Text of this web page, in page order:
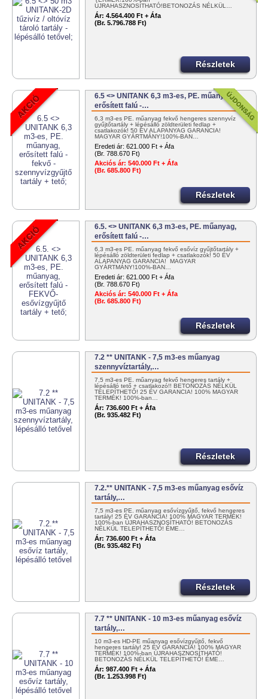
ÚJRAHASZNOSÍTHATÓ!BETONOZÁS NÉLKÜL…
Ár: 4.564.400 Ft + Áfa
(Br. 5.796.788 Ft)
Részletek
6.5 <> UNITANK 6,3 m3-es, PE. műanyag,
erősített falú -…
6,3 m3-es PE. műanyag fekvő hengeres szennyvíz
gyűjtőtartály + lépésálló zöldterületi fedlap +
csatlakozók! 50 ÉV ALAPANYAG GARANCIA!
MAGYAR GYÁRTMÁNY!100%-BAN…
Eredeti ár: 621.000 Ft + Áfa
(Br. 788.670 Ft)
Akciós ár: 540.000 Ft + Áfa
(Br. 685.800 Ft)
Részletek
6.5. <> UNITANK 6,3 m3-es, PE. műanyag,
erősített falú -…
6,3 m3-es PE. műanyag fekvő esővíz gyűjtőtartály +
lépésálló zöldterületi fedlap + csatlakozók! 50 ÉV
ALAPANYAG GARANCIA! MAGYAR
GYÁRTMÁNY!100%-BAN…
Eredeti ár: 621.000 Ft + Áfa
(Br. 788.670 Ft)
Akciós ár: 540.000 Ft + Áfa
(Br. 685.800 Ft)
Részletek
7.2 ** UNITANK - 7,5 m3-es műanyag
szennyvíztartály,…
7,5 m3-es PE. műanyag fekvő hengeres tartály +
lépésálló tető + csatlakozó!! BETONOZÁS NÉLKÜL
TELEPÍTHETŐ! 25 ÉV GARANCIA! 100% MAGYAR
TERMÉK! 100%-ban…
Ár: 736.600 Ft + Áfa
(Br. 935.482 Ft)
Részletek
7.2.** UNITANK - 7,5 m3-es műanyag esővíz
tartály,…
7,5 m3-es PE. műanyag esővízgyűjtő, fekvő hengeres
tartály! 25 ÉV GARANCIA! 100% MAGYAR TERMÉK!
100%-ban ÚJRAHASZNOSÍTHATÓ! BETONOZÁS
NÉLKÜL TELEPÍTHETŐ! ÉME…
Ár: 736.600 Ft + Áfa
(Br. 935.482 Ft)
Részletek
7.7 ** UNITANK - 10 m3-es műanyag esővíz
tartály,…
10 m3-es HD-PE műanyag esővízgyűjtő, fekvő
hengeres tartály! 25 ÉV GARANCIA! 100% MAGYAR
TERMÉK! 100%-ban ÚJRAHASZNOSÍTHATÓ!
BETONOZÁS NÉLKÜL TELEPÍTHETŐ! ÉME…
Ár: 987.400 Ft + Áfa
(Br. 1.253.998 Ft)